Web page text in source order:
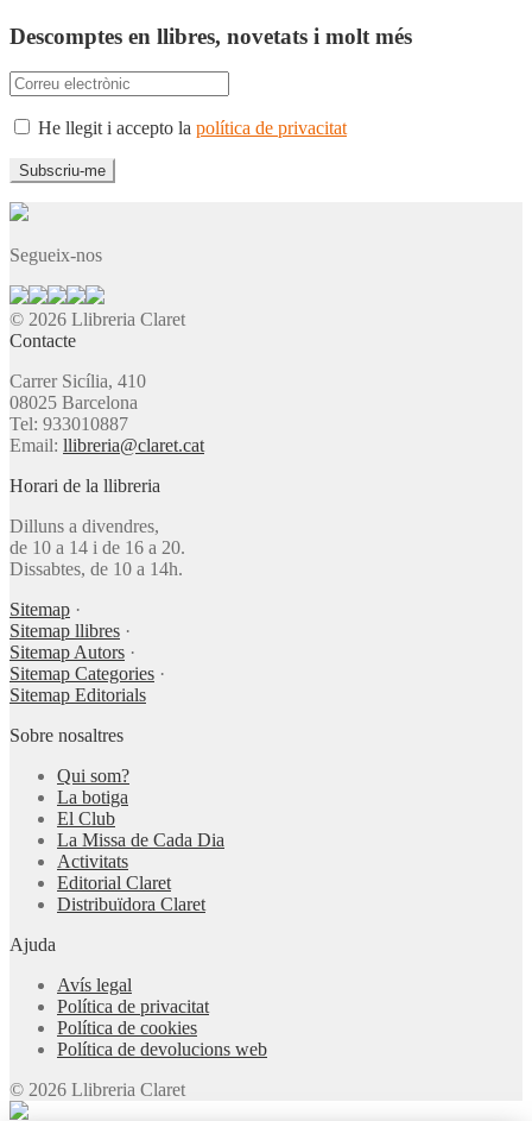
Descomptes en llibres, novetats i molt més
He llegit i accepto la política de privacitat
Segueix-nos
© 2026 Llibreria Claret
Contacte
Carrer Sicília, 410
08025 Barcelona
Tel: 933010887
Email: llibreria@claret.cat
Horari de la llibreria
Dilluns a divendres,
de 10 a 14 i de 16 a 20.
Dissabtes, de 10 a 14h.
Sitemap ·
Sitemap llibres ·
Sitemap Autors ·
Sitemap Categories ·
Sitemap Editorials
Sobre nosaltres
Qui som?
La botiga
El Club
La Missa de Cada Dia
Activitats
Editorial Claret
Distribuïdora Claret
Ajuda
Avís legal
Política de privacitat
Política de cookies
Política de devolucions web
© 2026 Llibreria Claret